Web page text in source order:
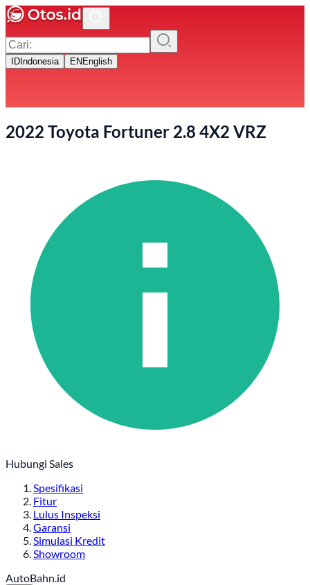
ID Indonesia EN English
2022 Toyota Fortuner 2.8 4X2 VRZ
Hubungi Sales
Spesifikasi
Fitur
Lulus Inspeksi
Garansi
Simulasi Kredit
Showroom
AutoBahn.id